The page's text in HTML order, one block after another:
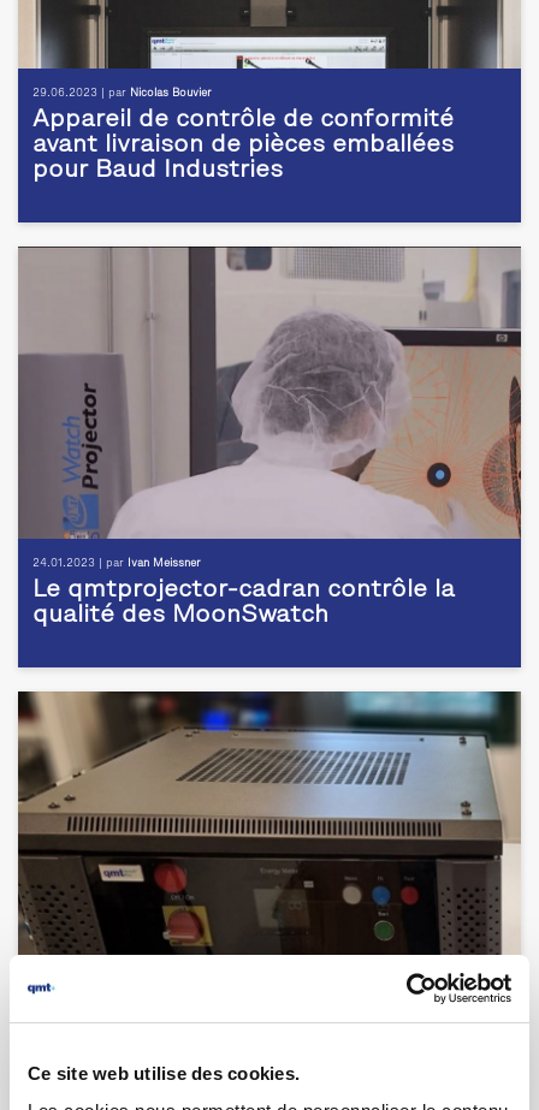
Ce site web utilise des cookies.
29.06.2023 | par Nicolas Bouvier
Appareil de contrôle de conformité
avant livraison de pièces emballées
pour Baud Industries
24.01.2023 | par Ivan Meissner
Le qmtprojector-cadran contrôle la
qualité des MoonSwatch